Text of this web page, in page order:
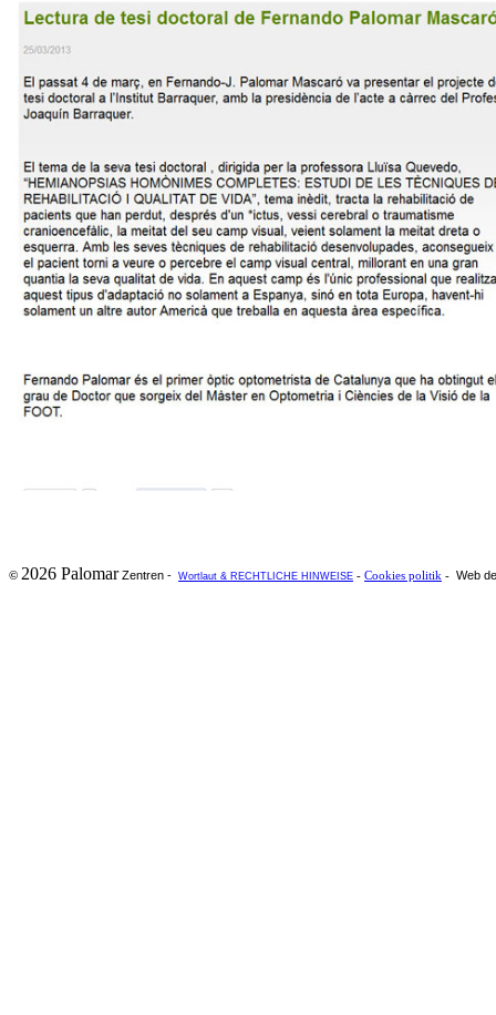
© 2026 PalomarZentren - Wortlaut & RECHTLICHE HINWEISE - Cookies politik - Web